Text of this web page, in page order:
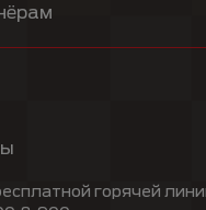
горячей